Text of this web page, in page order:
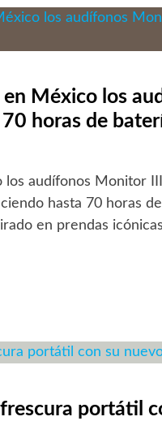
México los
horas de
los audífonos Monitor
hasta 70 horas
en prendas
portátil